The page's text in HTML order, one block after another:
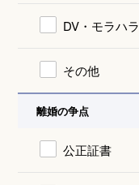
DV・モラハラ
その他
離婚の争点
公正証書